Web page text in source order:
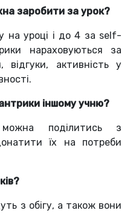
заробити за урок?
на уроці і до 4 за self-
нараховуються за
активність у
іншому учню?
поділитись з
їх на потреби
з обігу, а також вони